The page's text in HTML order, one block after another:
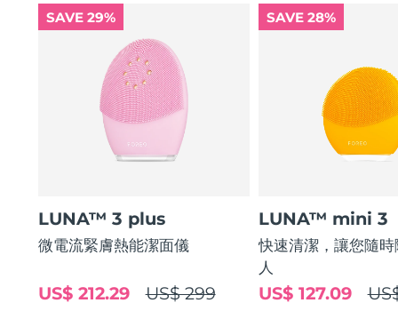
SAVE 29%
LUNA™ 3 plus
微電流緊膚熱能潔面儀
US$ 299
US$ 212.29
SAVE 28%
LUNA™ mini 3
快速清潔，讓您隨
人
US$ 127.09